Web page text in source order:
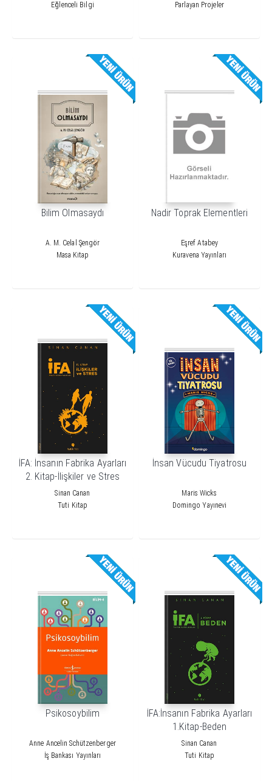
Eğlenceli Bilgi
Parlayan Projeler
Bilim Olmasaydı
A. M. Celal Şengör
Masa Kitap
Nadir Toprak Elementleri
Eşref Atabey
Kuravena Yayınları
İFA: İnsanın Fabrika Ayarları
2. Kitap-İlişkiler ve Stres
Sinan Canan
Tuti Kitap
İnsan Vücudu Tiyatrosu
Maris Wicks
Domingo Yayınevi
Psikosoybilim
Anne Ancelin Schützenberger
İş Bankası Yayınları
İFA:İnsanın Fabrika Ayarları
1.Kitap-Beden
Sinan Canan
Tuti Kitap